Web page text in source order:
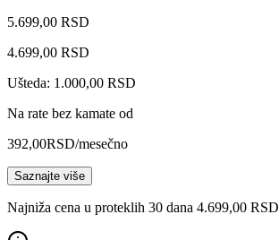
5.699,00 RSD
4.699,00 RSD
Ušteda: 1.000,00 RSD
Na rate bez kamate od
392,00RSD/mesečno
Saznajte više
Najniža cena u proteklih 30 dana 4.699,00 RSD